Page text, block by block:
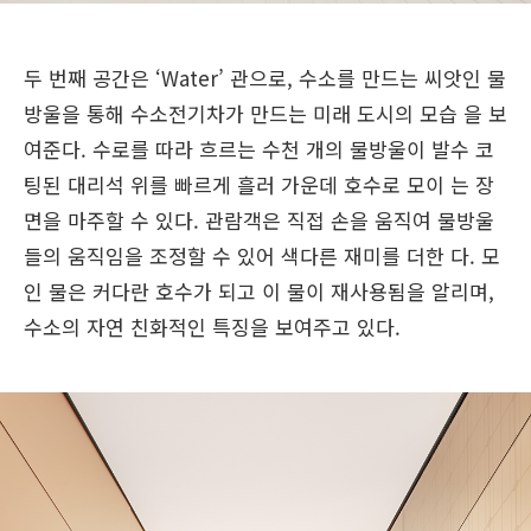
두 번째 공간은 ‘Water’ 관으로, 수소를 만드는 씨앗인 물
방울을 통해 수소전기차가 만드는 미래 도시의 모습 을 보
여준다. 수로를 따라 흐르는 수천 개의 물방울이 발수 코
팅된 대리석 위를 빠르게 흘러 가운데 호수로 모이 는 장
면을 마주할 수 있다. 관람객은 직접 손을 움직여 물방울
들의 움직임을 조정할 수 있어 색다른 재미를 더한 다. 모
인 물은 커다란 호수가 되고 이 물이 재사용됨을 알리며,
수소의 자연 친화적인 특징을 보여주고 있다.